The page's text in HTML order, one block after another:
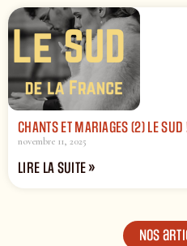
CHANTS ET MARIAGES (2) LE SUD
novembre 11, 2025
LIRE LA SUITE »
Nos